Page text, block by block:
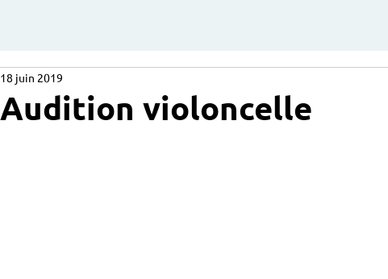
Audition violoncelle
18 juin 2019